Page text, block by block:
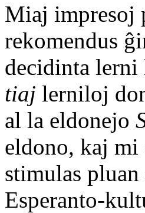
Miaj impresoj
rekomendus
decidinta
tiaj lerniloj
al la eldonejo
eldono, kaj
stimulas
Esperanto-